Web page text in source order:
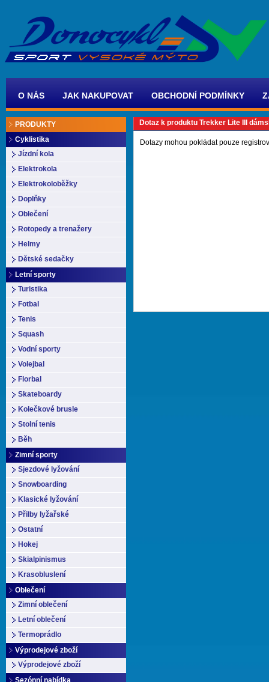
O NÁS JAK NAKUPOVAT OBCHODNÍ PODMÍNKY
PRODUKTY
Cyklistika
Jízdní kola
Elektrokola
Elektrokoloběžky
Doplňky
Oblečení
Rotopedy a trenažery
Helmy
Dětské sedačky
Letní sporty
Turistika
Fotbal
Tenis
Squash
Vodní sporty
Volejbal
Florbal
Skateboardy
Kolečkové brusle
Stolní tenis
Běh
Zimní sporty
Sjezdové lyžování
Snowboarding
Klasické lyžování
Přilby lyžařské
Ostatní
Hokej
Skialpinismus
Krasobluslení
Oblečení
Zimní oblečení
Letní oblečení
Termoprádlo
Výprodejové zboží
Výprodejové zboží
Sezónní nabídka
Dotaz k produktu Trekker Lite III
Dotazy mohou pokládat pouze